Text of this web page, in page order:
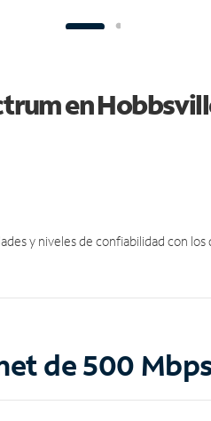
en
y niveles de confiabilidad con los
de 500